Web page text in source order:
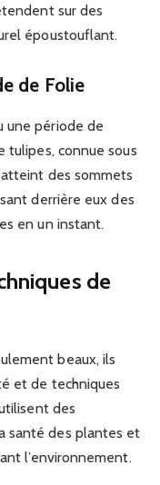
sur des
époustouflant.
de Folie
une période de
tulipes, connue sous
des sommets
derrière eux des
en un instant.
de
beaux, ils
et de techniques
des
santé des plantes et
l’environnement.